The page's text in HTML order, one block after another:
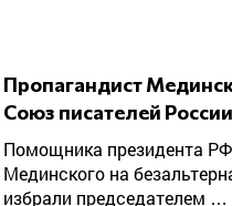
Пропагандист Мединский возглавил
Союз писателей России
Помощника президента РФ Владимира
Мединского на
избрали председателем …